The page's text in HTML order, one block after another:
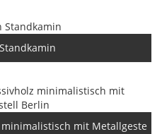
minimalistisch mit Metallgestell